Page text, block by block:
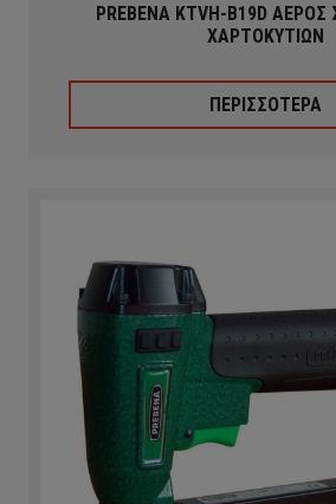
PREBENA KTVH-B19D
ΧΑΡΤΟΚΥΤΙΩΝ
ΠΕΡΙΣΣΟΤΕΡΑ